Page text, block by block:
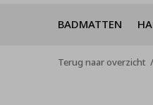
BADMATTEN
Terug naar overzicht